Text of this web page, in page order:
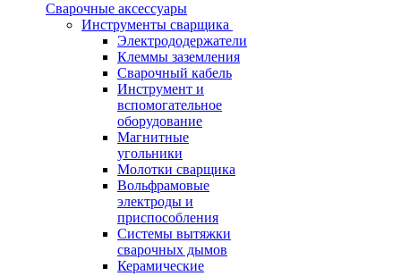
Сварочные аксессуары
Инструменты сварщика
Электрододержатели
Клеммы заземления
Сварочный кабель
Инструмент и
вспомогательное
оборудование
Магнитные
угольники
Молотки сварщика
Вольфрамовые
электроды и
приспособления
Системы вытяжки
сварочных дымов
Керамические